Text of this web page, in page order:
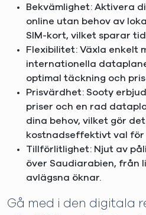
Bekvämlighet: Aktivera
online utan behov av
SIM-kort, vilket sparar
Flexibilitet: Växla enkelt
internationella
optimal täckning och
Prisvärdhet: Sooty
priser och en rad
dina behov, vilket gör
kostnadseffektivt val för
Tillförlitlighet: Njut av
över Saudiarabien, från
avlägsna öknar.
Gå med i den digitala